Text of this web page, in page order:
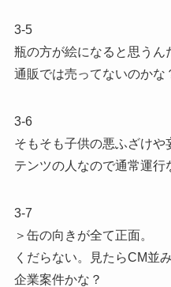
3-5
瓶の方が絵になると思うん
通販では売ってないのかな
3-6
そもそも子供の悪ふざけ
テンツの人なので通常運行
3-7
＞缶の向きが全て正面。
くだらない。見たらCM並
企業案件かな？